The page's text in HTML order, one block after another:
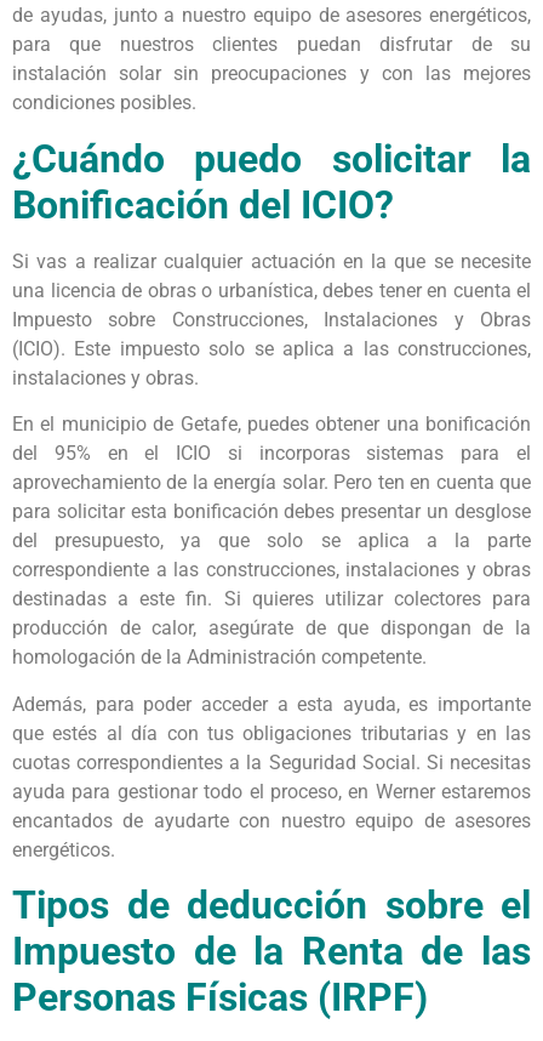
de ayudas, junto a nuestro equipo de asesores energéticos,
para que nuestros clientes puedan disfrutar de su
instalación solar sin preocupaciones y con las mejores
condiciones posibles.
¿Cuándo puedo solicitar la
Bonificación del ICIO?
Si vas a realizar cualquier actuación en la que se necesite
una licencia de obras o urbanística, debes tener en cuenta el
Impuesto sobre Construcciones, Instalaciones y Obras
(ICIO). Este impuesto solo se aplica a las construcciones,
instalaciones y obras.
En el municipio de Getafe, puedes obtener una bonificación
del 95% en el ICIO si incorporas sistemas para el
aprovechamiento de la energía solar. Pero ten en cuenta que
para solicitar esta bonificación debes presentar un desglose
del presupuesto, ya que solo se aplica a la parte
correspondiente a las construcciones, instalaciones y obras
destinadas a este fin. Si quieres utilizar colectores para
producción de calor, asegúrate de que dispongan de la
homologación de la Administración competente.
Además, para poder acceder a esta ayuda, es importante
que estés al día con tus obligaciones tributarias y en las
cuotas correspondientes a la Seguridad Social. Si necesitas
ayuda para gestionar todo el proceso, en Werner estaremos
encantados de ayudarte con nuestro equipo de asesores
energéticos.
Tipos de deducción sobre el
Impuesto de la Renta de las
Personas Físicas (IRPF)